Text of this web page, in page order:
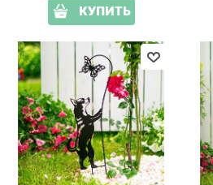
КУПИТЬ